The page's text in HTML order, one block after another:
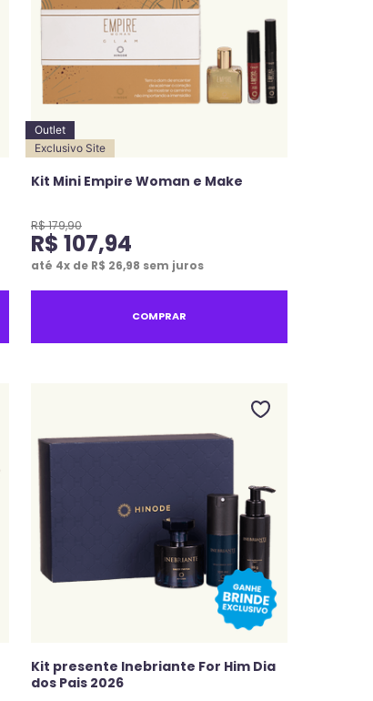
Outlet
Exclusivo Site
Kit Mini Empire Woman e Make
R$179,90
R$ 107,94
até 4x de R$ 26,98 sem juros
COMPRAR
Kit presente Inebriante For Him Dia
dos Pais 2026